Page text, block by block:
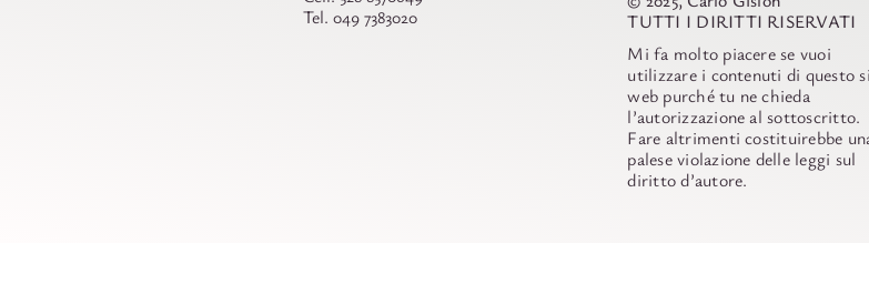
Tel. 049 7383020
TUTTI I DIRITTI RISERVATI
Mi fa molto piacere se vuoi
utilizzare i contenuti di questo
web purché tu ne chieda
l’autorizzazione al sottoscritto.
Fare altrimenti costituirebbe
palese violazione delle leggi sul
diritto d’autore.